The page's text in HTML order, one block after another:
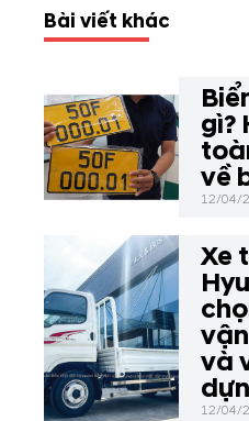
Bài viết khác
gì?
về
12/04/
Xe
và
12/04/